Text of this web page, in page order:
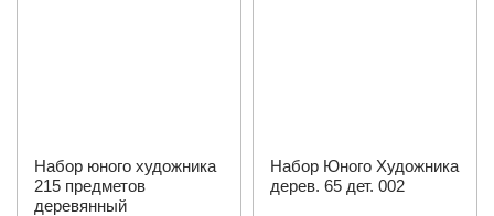
Набор юного художника
215 предметов
деревянный
Набор Юного Художника
дерев. 65 дет. 002